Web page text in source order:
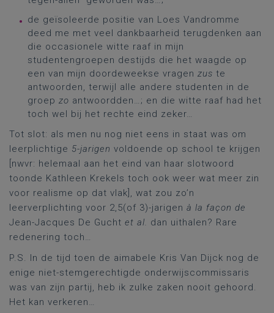
de geïsoleerde positie van Loes Vandromme
deed me met veel dankbaarheid terugdenken aan
die occasionele witte raaf in mijn
studentengroepen destijds die het waagde op
een van mijn doordeweekse vragen zus te
antwoorden, terwijl alle andere studenten in de
groep zo antwoordden…; en die witte raaf had het
toch wel bij het rechte eind zeker…
Tot slot: als men nu nog niet eens in staat was om
leerplichtige 5-jarigen voldoende op school te krijgen
[nwvr: helemaal aan het eind van haar slotwoord
toonde Kathleen Krekels toch ook weer wat meer zin
voor realisme op dat vlak], wat zou zo’n
leerverplichting voor 2,5(of 3)-jarigen à la façon de
Jean-Jacques De Gucht et al. dan uithalen? Rare
redenering toch…
P.S. In de tijd toen de aimabele Kris Van Dijck nog de
enige niet-stemgerechtigde onderwijscommissaris
was van zijn partij, heb ik zulke zaken nooit gehoord.
Het kan verkeren…